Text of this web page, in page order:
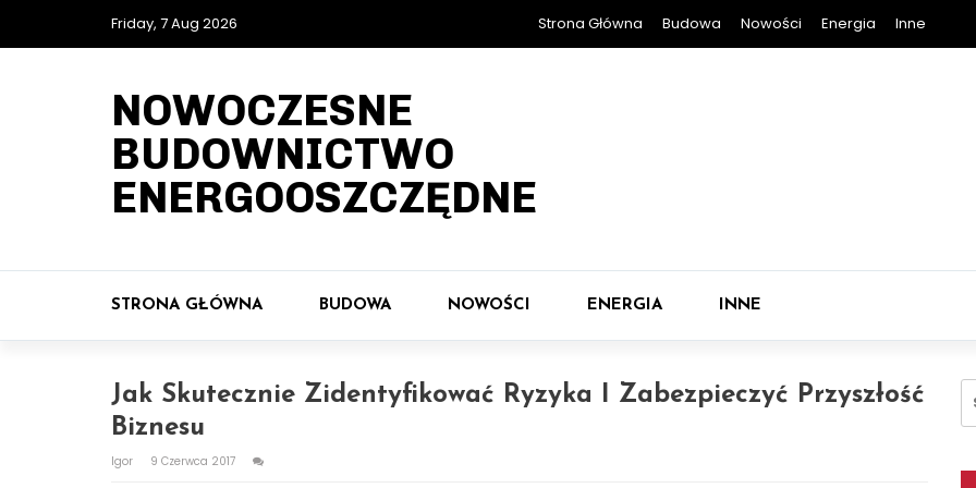
Friday, 7 Aug 2026 Strona Główna Budowa Nowości Energia Inne
NOWOCZESNE
BUDOWNICTWO
ENERGOOSZCZĘDNE
STRONA GŁÓWNA BUDOWA NOWOŚCI ENERGIA INNE
Jak Skutecznie Zidentyfikować Ryzyka I Zabezpieczyć Przyszłość
Biznesu
Igor 9 Czerwca 2017